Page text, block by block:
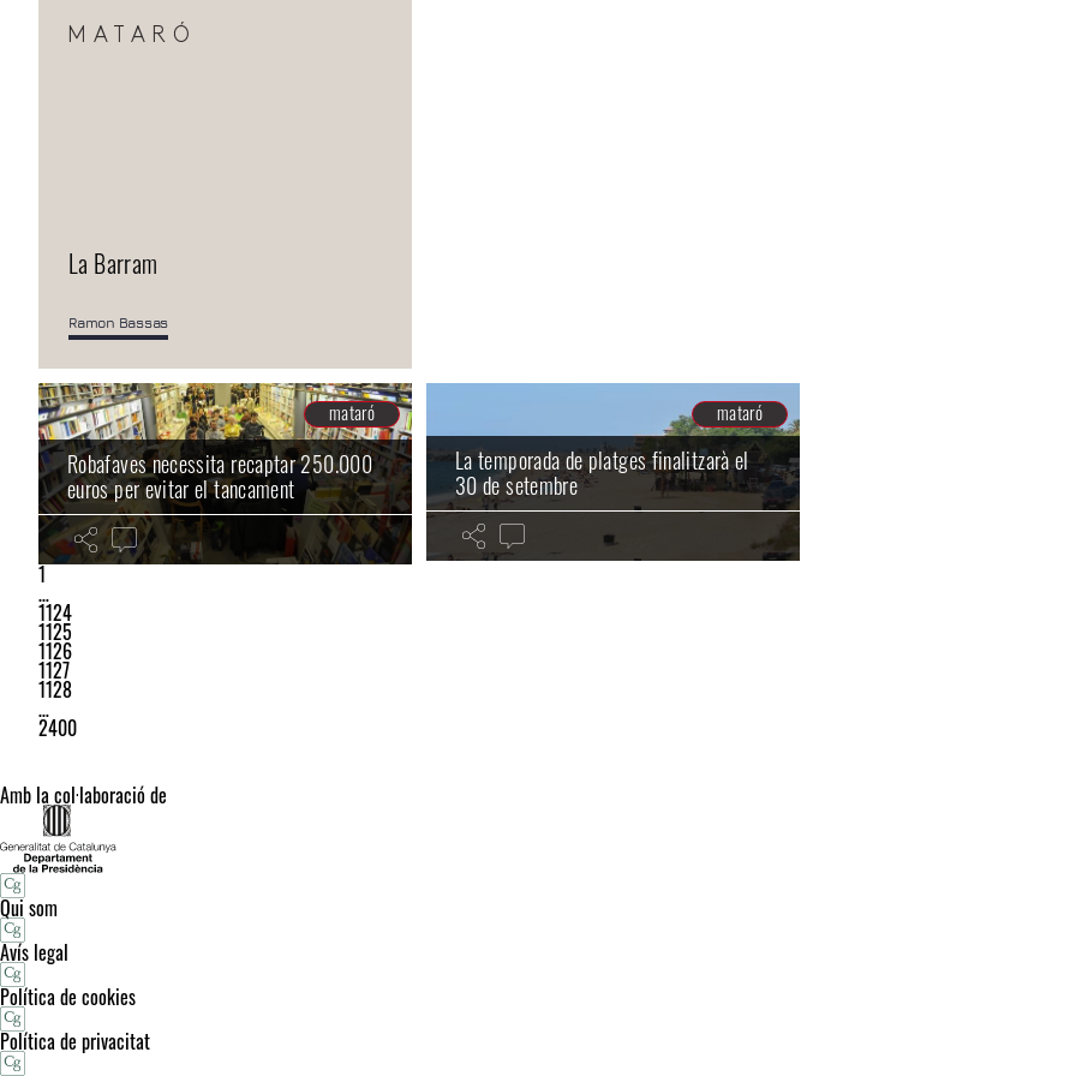
MATARÓ
La Barram
Ramon Bassas
mataró
Robafaves necessita recaptar 250.000
euros per evitar el tancament
mataró
La temporada de platges finalitzarà el
30 de setembre
1
…
1124
1125
1126
1127
1128
…
2400
Amb la col·laboració de
Qui som
Avís legal
Política de cookies
Política de privacitat